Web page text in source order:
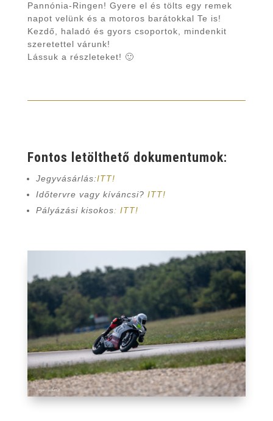
Pannónia-Ringen! Gyere el és tölts egy remek
napot velünk és a motoros barátokkal Te is!
Kezdő, haladó és gyors csoportok, mindenkit
szeretettel várunk!
Lássuk a részleteket! 🙂
Fontos letölthető dokumentumok:
Jegyvásárlás:ITT!
Időtervre vagy kíváncsi? ITT!
Pályázási kisokos: ITT!